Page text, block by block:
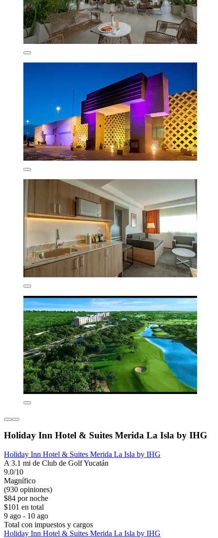
Holiday Inn Hotel & Suites Merida La Isla by IHG
Holiday Inn Hotel & Suites Merida La Isla by IHG
A 3.1 mi de Club de Golf Yucatán
9.0/10
Magnífico
(930 opiniones)
$84 por noche
$101 en total
9 ago - 10 ago
Total con impuestos y cargos
Holiday Inn Hotel & Suites Merida La Isla by IHG